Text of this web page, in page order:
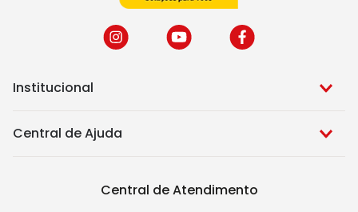
Institucional
Central de Ajuda
Central de Atendimento